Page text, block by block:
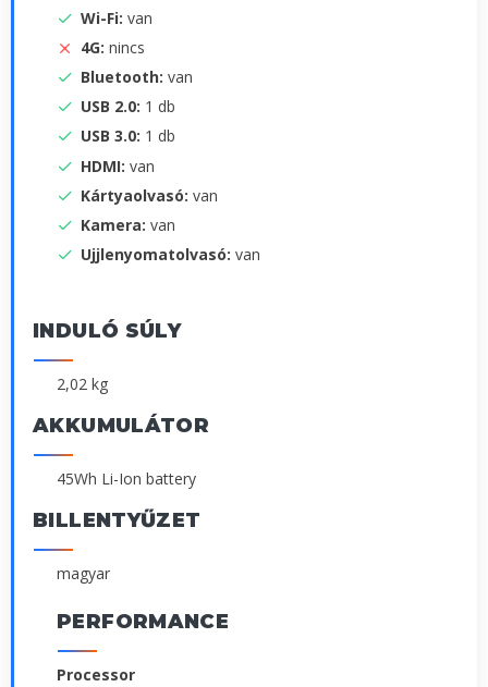
Wi-Fi: van
4G: nincs
Bluetooth: van
USB 2.0: 1 db
USB 3.0: 1 db
HDMI: van
Kártyaolvasó: van
Kamera: van
Ujjlenyomatolvasó: van
INDULÓ SÚLY
2,02 kg
AKKUMULÁTOR
45Wh Li-Ion battery
BILLENTYŰZET
magyar
PERFORMANCE
Processor